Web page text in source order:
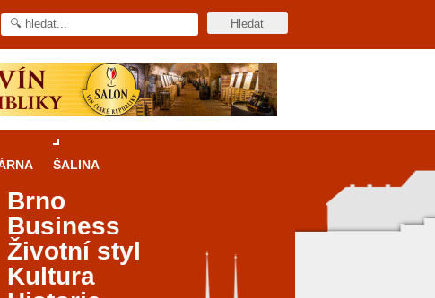
ŠALINA
Brno
Business
Životní styl
Kultura